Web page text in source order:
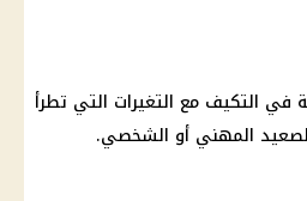
في التكيف مع التغيرات التي تطرأ
المهني أو الشخصي.